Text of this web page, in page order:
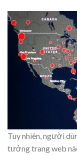
Tuy nhiên, người
tưởng trang web